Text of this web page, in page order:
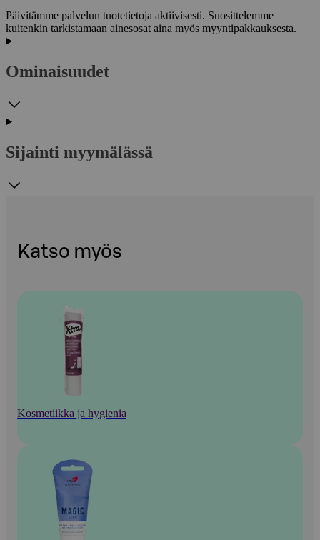
Päivitämme palvelun tuotetietoja aktiivisesti. Suosittelemme
kuitenkin tarkistamaan ainesosat aina myös myyntipakkauksesta.
Ominaisuudet
Sijainti myymälässä
Katso myös
Kosmetiikka ja hygienia